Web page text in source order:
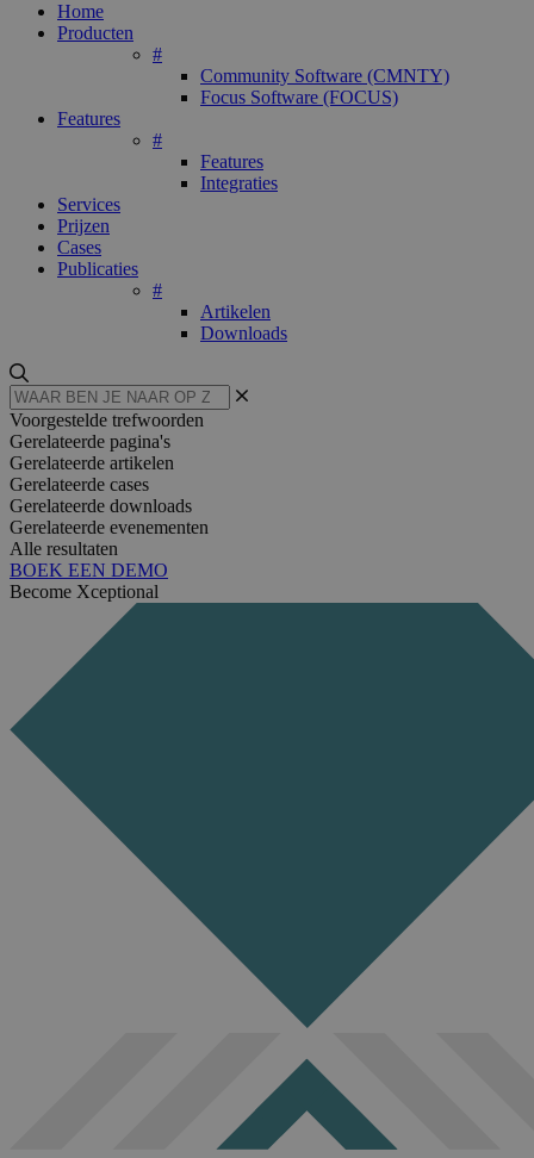
Home
Producten
#
Community Software (CMNTY)
Focus Software (FOCUS)
Features
#
Features
Integraties
Services
Prijzen
Cases
Publicaties
#
Artikelen
Downloads
Voorgestelde trefwoorden
Gerelateerde pagina's
Gerelateerde artikelen
Gerelateerde cases
Gerelateerde downloads
Gerelateerde evenementen
Alle resultaten
BOEK EEN DEMO
Become Xceptional